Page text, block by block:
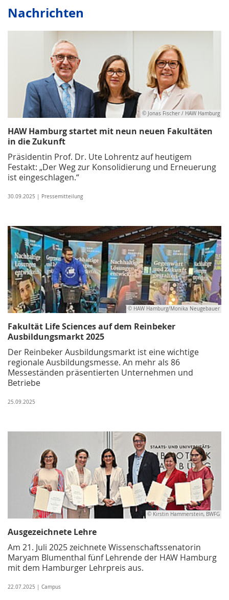
Nachrichten
© Jonas Fischer / HAW Hamburg
HAW Hamburg startet mit neun neuen Fakultäten
in die Zukunft
Präsidentin Prof. Dr. Ute Lohrentz auf heutigem
Festakt: „Der Weg zur Konsolidierung und Erneuerung
ist eingeschlagen.“
30.09.2025 | Pressemitteilung
© HAW Hamburg/Monika Neugebauer
Fakultät Life Sciences auf dem Reinbeker
Ausbildungsmarkt 2025
Der Reinbeker Ausbildungsmarkt ist eine wichtige
regionale Ausbildungs­messe. An mehr als 86
Messeständen präsentierten Unternehmen und
Betriebe
25.09.2025
© Kirstin Hammerstein, BWFG
Ausgezeichnete Lehre
Am 21. Juli 2025 zeichnete Wissenschaftssenatorin
Maryam Blumenthal fünf Lehrende der HAW Hamburg
mit dem Hamburger Lehrpreis aus.
22.07.2025 | Campus